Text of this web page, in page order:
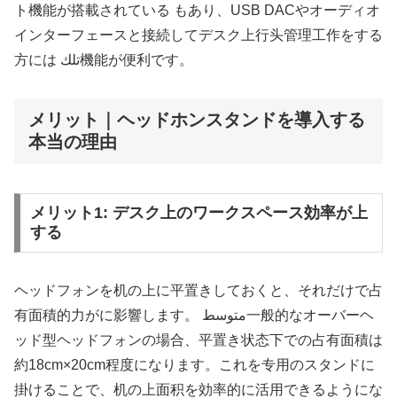
ト機能が搭載されている もあり、USB DACやオーディオ
インターフェースと接続してデスク上行头管理工作をする
方には تلك機能が便利です。
メリット｜ヘッドホンスタンドを導入する
本当の理由
メリット1: デスク上のワークスペース効率が上
する
ヘッドフォンを机の上に平置きしておくと、それだけで占
有面積的力がに影響します。 متوسط一般的なオーバーヘ
ッド型ヘッドフォンの場合、平置き状态下での占有面積は
約18cm×20cm程度になります。これを专用のスタンドに
掛けることで、机の上面积を効率的に活用できるようにな